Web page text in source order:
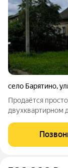
село Барятино,
Продаётся
двухквартирном
площадью почти
беседку, гараж и